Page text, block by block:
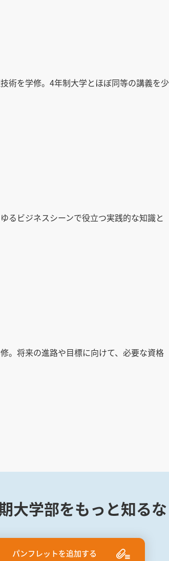
術を学修。4年制大学とほぼ同等の講義を少
るビジネスシーンで役立つ実践的な知識と
。将来の進路や目標に向けて、必要な資格
大学部をもっと知る
パンフレットを追加する